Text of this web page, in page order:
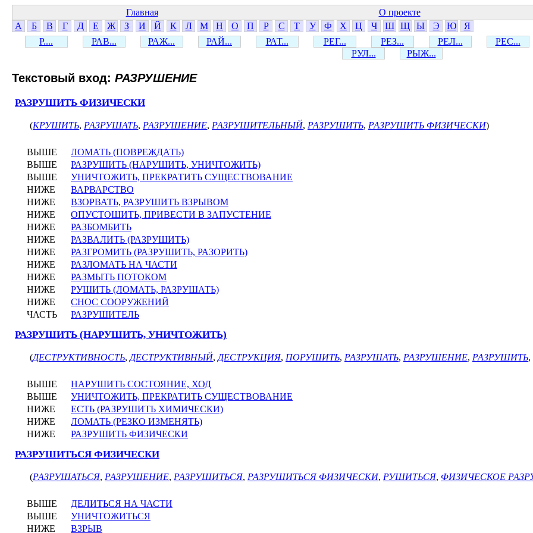
Главная О проекте
А
Б В Г Д Е Ж З И Й К Л М Н О П Р С Т У Ф Х Ц Ч Ш Щ Ы Э Ю
Я
Р....
РАВ... РАЖ... РАЙ... РАТ... РЕГ... РЕЗ... РЕЛ... РЕС...
РУЛ...
РЫЖ...
Текстовый вход: РАЗРУШЕНИЕ
РАЗРУШИТЬ ФИЗИЧЕСКИ
(КРУШИТЬ, РАЗРУШАТЬ, РАЗРУШЕНИЕ, РАЗРУШИТЕЛЬНЫЙ, РАЗРУШИТЬ, РАЗРУШИТЬ ФИЗИЧЕСКИ)
ВЫШЕ
ЛОМАТЬ (ПОВРЕЖДАТЬ)
ВЫШЕ
РАЗРУШИТЬ (НАРУШИТЬ, УНИЧТОЖИТЬ)
ВЫШЕ
УНИЧТОЖИТЬ, ПРЕКРАТИТЬ СУЩЕСТВОВАНИЕ
НИЖЕ
ВАРВАРСТВО
НИЖЕ
ВЗОРВАТЬ, РАЗРУШИТЬ ВЗРЫВОМ
НИЖЕ
ОПУСТОШИТЬ, ПРИВЕСТИ В ЗАПУСТЕНИЕ
НИЖЕ
РАЗБОМБИТЬ
НИЖЕ
РАЗВАЛИТЬ (РАЗРУШИТЬ)
НИЖЕ
РАЗГРОМИТЬ (РАЗРУШИТЬ, РАЗОРИТЬ)
НИЖЕ
РАЗЛОМАТЬ НА ЧАСТИ
НИЖЕ
РАЗМЫТЬ ПОТОКОМ
НИЖЕ
РУШИТЬ (ЛОМАТЬ, РАЗРУШАТЬ)
НИЖЕ
СНОС СООРУЖЕНИЙ
ЧАСТЬ
РАЗРУШИТЕЛЬ
РАЗРУШИТЬ (НАРУШИТЬ, УНИЧТОЖИТЬ)
(ДЕСТРУКТИВНОСТЬ, ДЕСТРУКТИВНЫЙ, ДЕСТРУКЦИЯ, ПОРУШИТЬ, РАЗРУШАТЬ, РАЗРУШЕНИЕ, РАЗРУШИТЬ,
ВЫШЕ
НАРУШИТЬ СОСТОЯНИЕ, ХОД
ВЫШЕ
УНИЧТОЖИТЬ, ПРЕКРАТИТЬ СУЩЕСТВОВАНИЕ
НИЖЕ
ЕСТЬ (РАЗРУШИТЬ ХИМИЧЕСКИ)
НИЖЕ
ЛОМАТЬ (РЕЗКО ИЗМЕНЯТЬ)
НИЖЕ
РАЗРУШИТЬ ФИЗИЧЕСКИ
РАЗРУШИТЬСЯ ФИЗИЧЕСКИ
(РАЗРУШАТЬСЯ, РАЗРУШЕНИЕ, РАЗРУШИТЬСЯ, РАЗРУШИТЬСЯ ФИЗИЧЕСКИ, РУШИТЬСЯ, ФИЗИЧЕСКОЕ
ВЫШЕ
ДЕЛИТЬСЯ НА ЧАСТИ
ВЫШЕ
УНИЧТОЖИТЬСЯ
НИЖЕ
ВЗРЫВ